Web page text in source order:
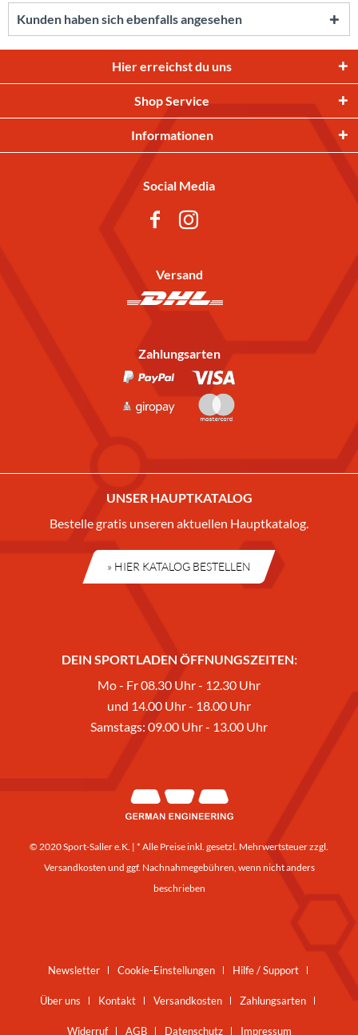
Kunden haben sich ebenfalls angesehen
Hier erreichst du uns
Shop Service
Informationen
Social Media
Versand
Zahlungsarten
UNSER HAUPTKATALOG
Bestelle gratis unseren aktuellen Hauptkatalog.
» HIER KATALOG BESTELLEN
DEIN SPORTLADEN ÖFFNUNGSZEITEN:
Mo - Fr 08.30 Uhr - 12.30 Uhr
und 14.00 Uhr - 18.00 Uhr
Samstags: 09.00 Uhr - 13.00 Uhr
© 2020 Sport-Saller e.K. | * Alle Preise inkl. gesetzl. Mehrwertsteuer zzgl.
Versandkosten und ggf. Nachnahmegebühren, wenn nicht anders
beschrieben
Newsletter Cookie-Einstellungen Hilfe / Support
Über uns Kontakt Versandkosten Zahlungsarten
Widerruf AGB Datenschutz Impressum